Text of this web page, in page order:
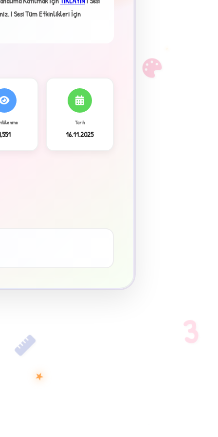
★
I Sesi Tüm Etkinlikleri İçin
Tarih
16.11.2025
3